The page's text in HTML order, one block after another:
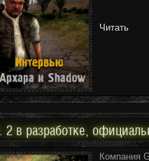
Читать
2 в разработке,
Компания